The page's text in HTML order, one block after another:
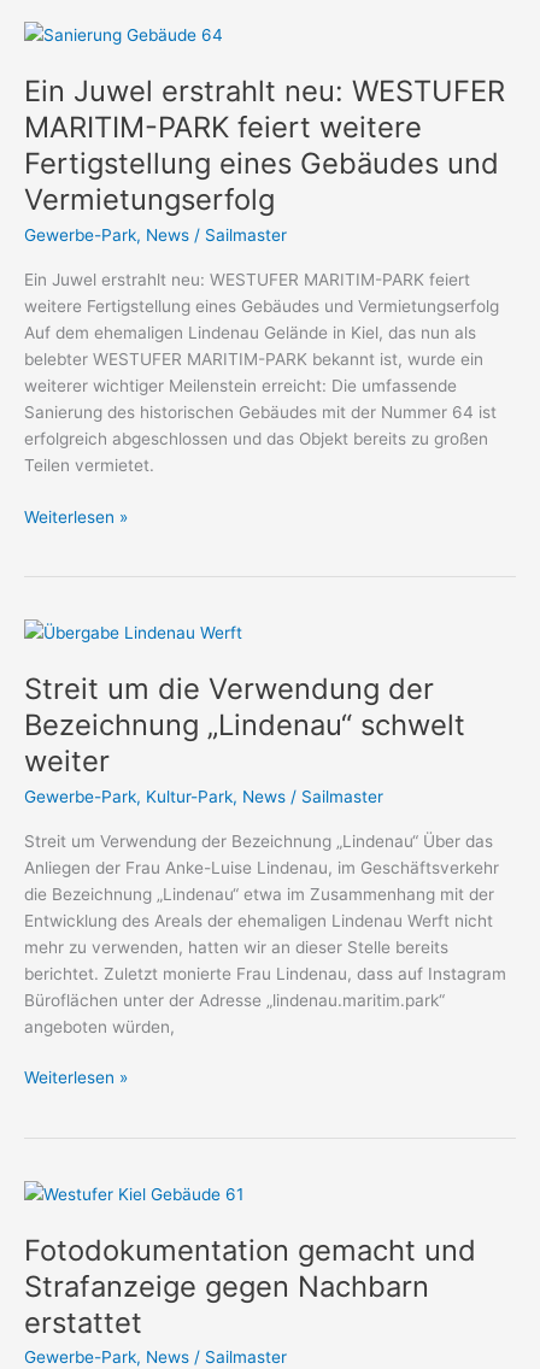
Ein Juwel erstrahlt neu: WESTUFER
MARITIM-PARK feiert weitere
Fertigstellung eines Gebäudes und
Vermietungserfolg
Gewerbe-Park, News / Sailmaster
Ein Juwel erstrahlt neu: WESTUFER MARITIM-PARK feiert
weitere Fertigstellung eines Gebäudes und Vermietungserfolg
Auf dem ehemaligen Lindenau Gelände in Kiel, das nun als
belebter WESTUFER MARITIM-PARK bekannt ist, wurde ein
weiterer wichtiger Meilenstein erreicht: Die umfassende
Sanierung des historischen Gebäudes mit der Nummer 64 ist
erfolgreich abgeschlossen und das Objekt bereits zu großen
Teilen vermietet.
Ein
erstrahlt
neu:
WESTUFER
MARITIM-
PARK
weitere
Fertigstellung
eines
Gebäudes
und
Vermietungserfolg
Weiterlesen »
Streit um die Verwendung der
Bezeichnung „Lindenau“ schwelt
weiter
Gewerbe-Park, Kultur-Park, News / Sailmaster
Streit um Verwendung der Bezeichnung „Lindenau“ Über das
Anliegen der Frau Anke-Luise Lindenau, im Geschäftsverkehr
die Bezeichnung „Lindenau“ etwa im Zusammenhang mit der
Entwicklung des Areals der ehemaligen Lindenau Werft nicht
mehr zu verwenden, hatten wir an dieser Stelle bereits
berichtet. Zuletzt monierte Frau Lindenau, dass auf Instagram
Büroflächen unter der Adresse „lindenau.maritim.park“
angeboten würden,
Streit
die
Verwendung
der
Bezeichnung
„Lindenau“
weiter
Weiterlesen »
Fotodokumentation gemacht und
Strafanzeige gegen Nachbarn
erstattet
Gewerbe-Park, News / Sailmaster
Fotodokumentation
und
Strafanzeige
gegen
Nachbarn
erstattet